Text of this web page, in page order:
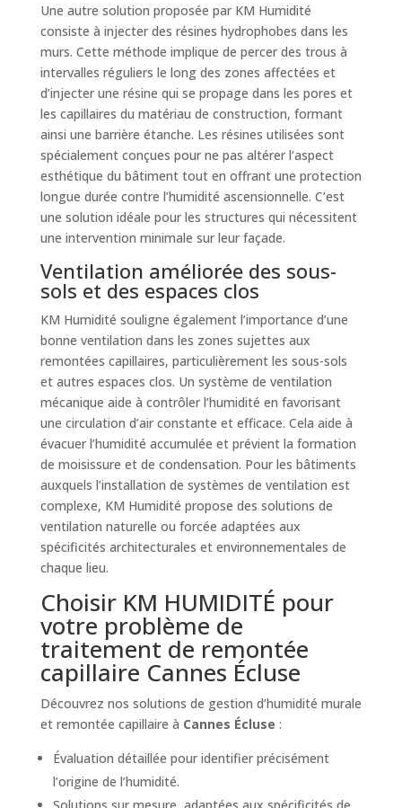
Une autre solution proposée par KM Humidité
consiste à injecter des résines hydrophobes dans les
murs. Cette méthode implique de percer des trous à
intervalles réguliers le long des zones affectées et
d’injecter une résine qui se propage dans les pores et
les capillaires du matériau de construction, formant
ainsi une barrière étanche. Les résines utilisées sont
spécialement conçues pour ne pas altérer l’aspect
esthétique du bâtiment tout en offrant une protection
longue durée contre l’humidité ascensionnelle. C’est
une solution idéale pour les structures qui nécessitent
une intervention minimale sur leur façade.
Ventilation améliorée des sous-
sols et des espaces clos
KM Humidité souligne également l’importance d’une
bonne ventilation dans les zones sujettes aux
remontées capillaires, particulièrement les sous-sols
et autres espaces clos. Un système de ventilation
mécanique aide à contrôler l’humidité en favorisant
une circulation d’air constante et efficace. Cela aide à
évacuer l’humidité accumulée et prévient la formation
de moisissure et de condensation. Pour les bâtiments
auxquels l’installation de systèmes de ventilation est
complexe, KM Humidité propose des solutions de
ventilation naturelle ou forcée adaptées aux
spécificités architecturales et environnementales de
chaque lieu.
Choisir KM HUMIDITÉ pour
votre problème de
traitement de remontée
capillaire Cannes Écluse
Découvrez nos solutions de gestion d’humidité murale
et remontée capillaire à Cannes Écluse :
Évaluation détaillée pour identifier précisément
l’origine de l’humidité.